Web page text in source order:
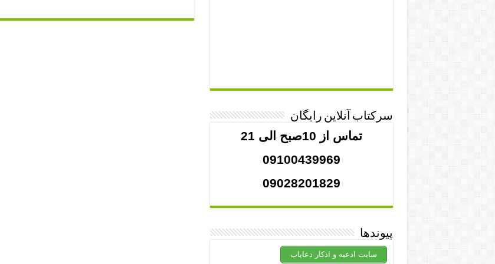
سرکتاب آنلاین رایگان
تماس از 10صبح الی 21
09100439969
09028201829
پیوندها
سایت ادعیه و اذکار دعایاب